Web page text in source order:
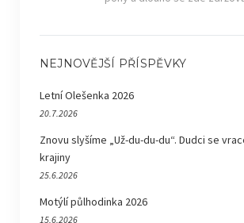
NEJNOVĚJŠÍ PŘÍSPĚVKY
Letní Olešenka 2026
20.7.2026
Znovu slyšíme „Už-du-du-du“. Dudci se
krajiny
25.6.2026
Motýlí půlhodinka 2026
15.6.2026